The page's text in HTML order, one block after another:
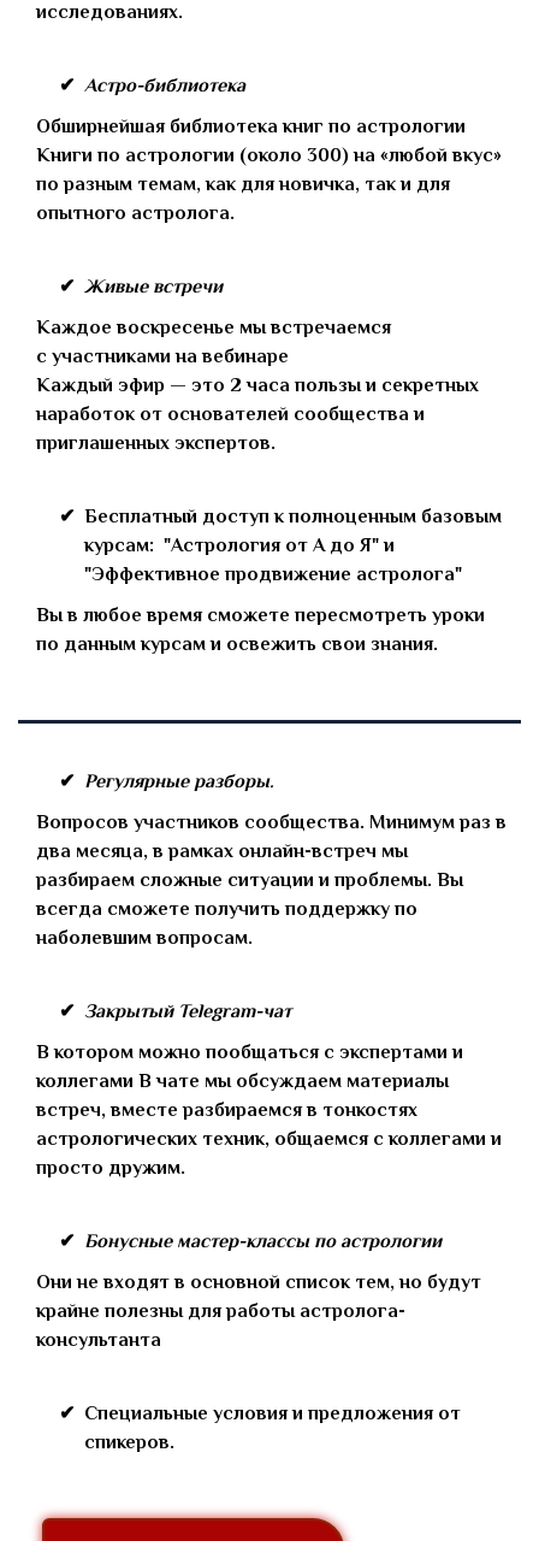
исследованиях.
Астро-библиотека
Обширнейшая библиотека книг по астрологии
Книги по астрологии (около 300) на «любой вкус»
по разным темам, как для новичка, так и для
опытного астролога.
Живые встречи
Каждое воскресенье мы встречаемся
с участниками на вебинаре
Каждый эфир — это 2 часа пользы и секретных
наработок от основателей сообщества и
приглашенных экспертов.
Бесплатный доступ к полноценным базовым
курсам: "Астрология от А до Я" и
"Эффективное продвижение астролога"
Вы в любое время сможете пересмотреть уроки
по данным курсам и освежить свои знания.
Регулярные разборы.
Вопросов участников сообщества. Минимум раз в
два месяца, в рамках онлайн-встреч мы
разбираем сложные ситуации и проблемы. Вы
всегда сможете получить поддержку по
наболевшим вопросам.
Закрытый Telegram-чат
В котором можно пообщаться с экспертами и
коллегами В чате мы обсуждаем материалы
встреч, вместе разбираемся в тонкостях
астрологических техник, общаемся с коллегами и
просто дружим.
Бонусные мастер-классы по астрологии
Они не входят в основной список тем, но будут
крайне полезны для работы астролога-
консультанта
Специальные условия и предложения от
спикеров.